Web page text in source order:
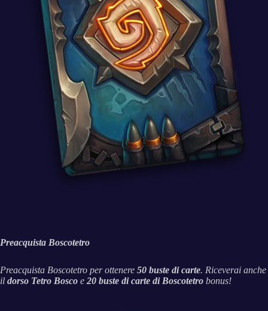
Preacquista Boscotetro
Preacquista Boscotetro per ottenere 50 buste di carte. Riceverai anche
il dorso Tetro Bosco e 20 buste di carte di Boscotetro bonus!